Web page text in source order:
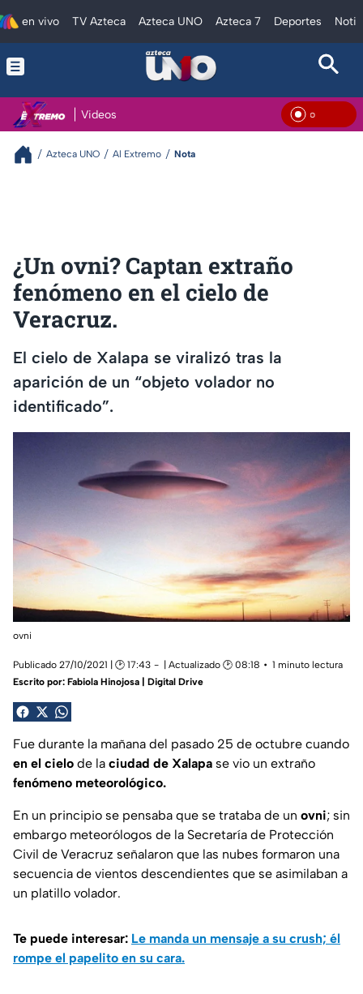
en vivo TV Azteca Azteca UNO Azteca 7 Deportes
Videos En
Azteca UNO Al Extremo Nota
¿Un ovni? Captan extraño
fenómeno en el cielo de
Veracruz.
El cielo de Xalapa se viralizó tras la
aparición de un “objeto volador no
identificado”.
ovni
Publicado 27/10/2021 | 🕑 17:43 | Actualizado 🕑 08:18
1 minuto lectura
Escrito por: Fabiola Hinojosa | Digital Drive
Fue durante la mañana del pasado 25 de octubre cuando
en el cielo de la ciudad de Xalapa se vio un extraño
fenómeno meteorológico.
En un principio se pensaba que se trataba de un ovni; sin
embargo meteorólogos de la Secretaría de Protección
Civil de Veracruz señalaron que las nubes formaron una
secuencia de vientos descendientes que se asimilaban a
un platillo volador.
Te puede interesar: Le manda un mensaje a su crush; él
rompe el papelito en su cara.